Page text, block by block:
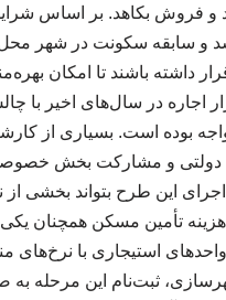
و فروش بکاهد. بر اساس
و سابقه سکونت در شهر محل
باشند تا امکان
اجاره در سال‌های اخیر با
بوده است. بسیاری از
دولتی و مشارکت بخش
این طرح بتواند بخشی از
تأمین مسکن همچنان یکی
استیجاری با نرخ‌های
ثبت‌نام این مرحله به